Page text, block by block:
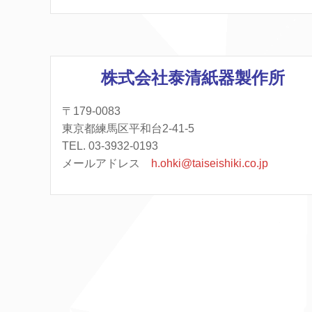
株式会社泰清紙器製作所
〒179-0083
東京都練馬区平和台2-41-5
TEL. 03-3932-0193
メールアドレス
h.ohki@taiseishiki.co.jp